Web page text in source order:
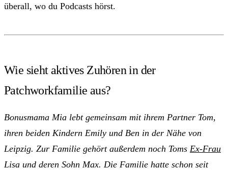
überall, wo du Podcasts hörst.
Wie sieht aktives Zuhören in der
Patchworkfamilie aus?
Bonusmama Mia lebt gemeinsam mit ihrem Partner Tom,
ihren beiden Kindern Emily und Ben in der Nähe von
Leipzig. Zur Familie gehört außerdem noch Toms Ex-Frau
Lisa und deren Sohn Max. Die Familie hatte schon seit